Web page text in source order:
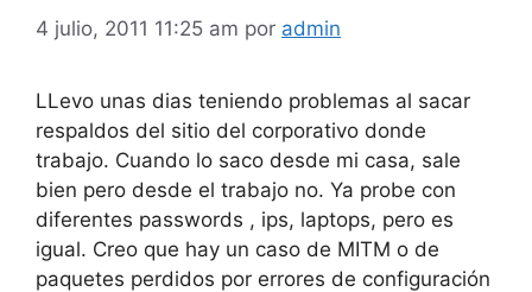
4 julio, 2011 11:25 am por admin
LLevo unas dias teniendo problemas al sacar
respaldos del sitio del corporativo donde
trabajo. Cuando lo saco desde mi casa, sale
bien pero desde el trabajo no. Ya probe con
diferentes passwords , ips, laptops, pero es
igual. Creo que hay un caso de MITM o de
paquetes perdidos por errores de configuración